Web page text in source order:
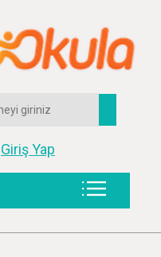
Giriş Yap